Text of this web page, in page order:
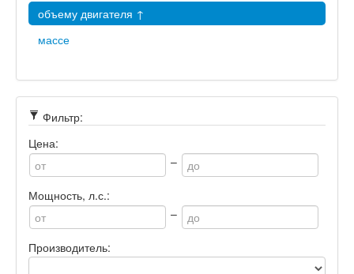
объему двигателя ↑
массе
Фильтр:
Цена:
–
Мощность, л.с.:
–
Производитель: